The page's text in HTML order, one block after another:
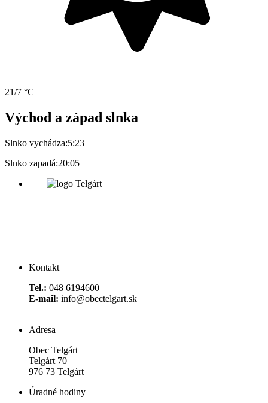
21/7 °C
Východ a západ slnka
Slnko vychádza:5:23
Slnko zapadá:20:05
Kontakt
Tel.: 048 6194600
E-mail: info@obectelgart.sk
Adresa
Obec Telgárt
Telgárt 70
976 73 Telgárt
Úradné hodiny